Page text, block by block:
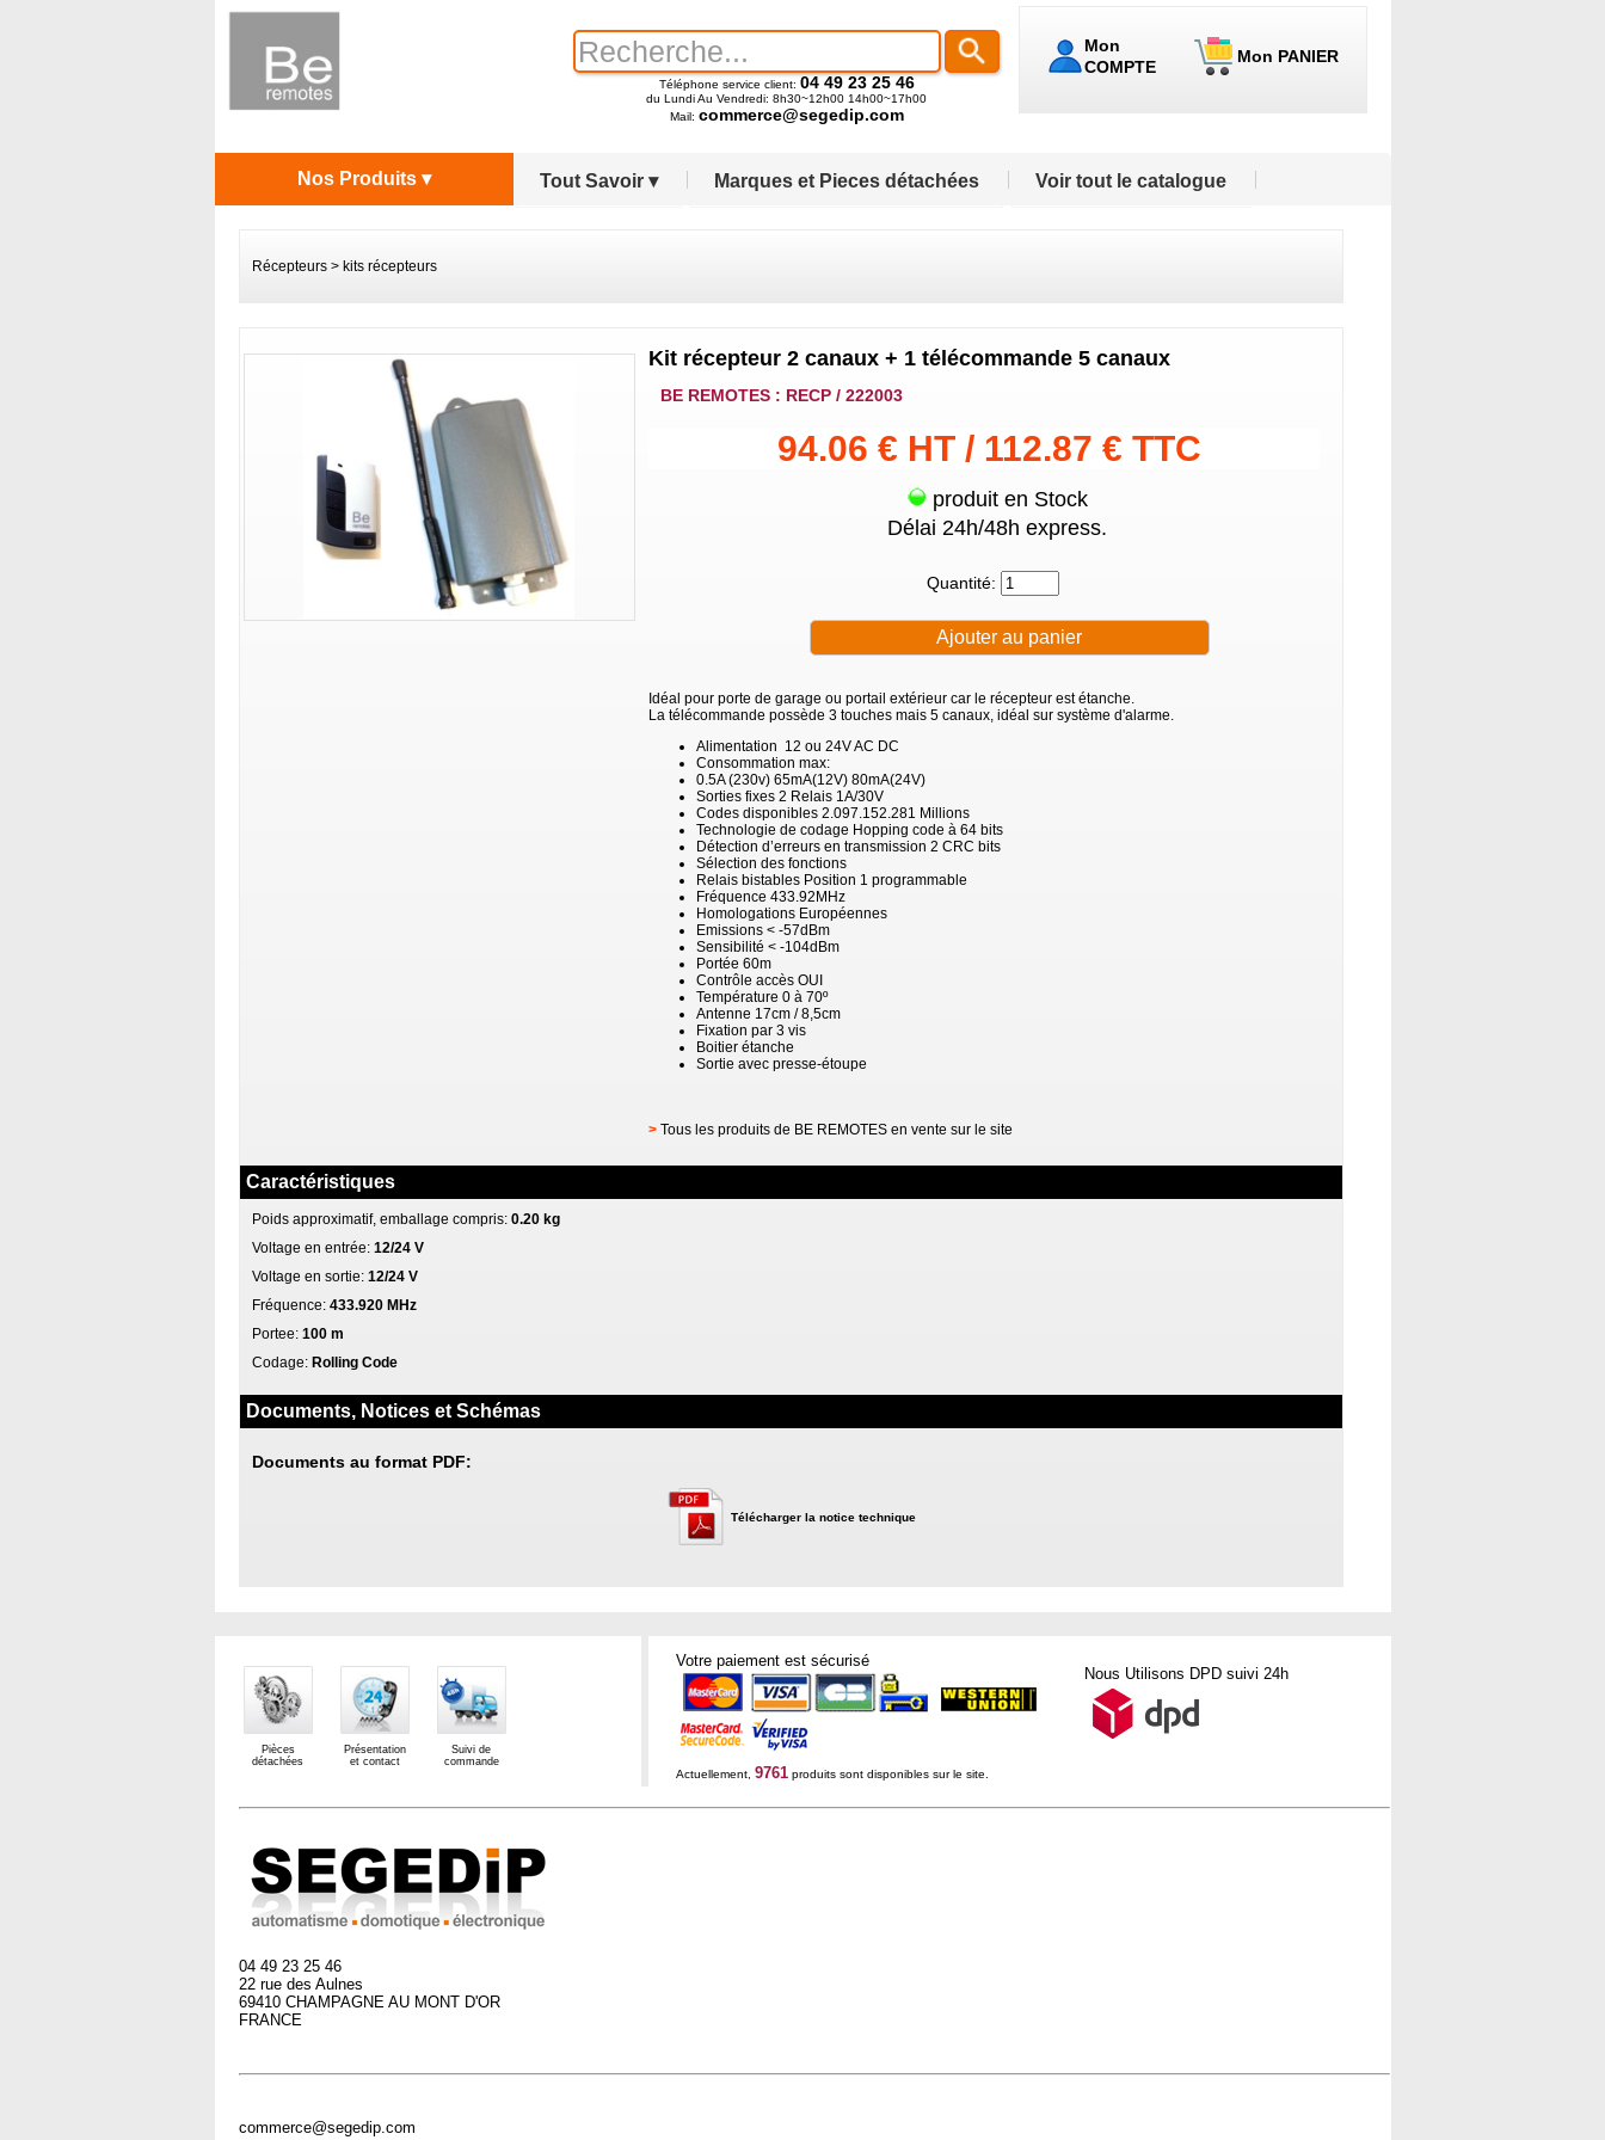
Mon
COMPTE
Mon PANIER
Téléphone service client: 04 49 23 25 46
du Lundi Au Vendredi: 8h30~12h00 14h00~17h00
Mail: commerce@segedip.com
Tout Savoir ▾ Marques et Pieces détachées Voir tout le catalogue
Nos Produits ▾
Récepteurs> kits récepteurs
Kit récepteur 2 canaux + 1 télécommande 5 canaux
BE REMOTES : RECP / 222003
94.06 € HT / 112.87 € TTC
produit en Stock
Délai 24h/48h express.
Quantité:
Idéal pour porte de garage ou portail extérieur car le récepteur est étanche.
La télécommande possède 3 touches mais 5 canaux, idéal sur système d'alarme.
Alimentation 12 ou 24V AC DC
Consommation max:
0.5A (230v) 65mA(12V) 80mA(24V)
Sorties fixes 2 Relais 1A/30V
Codes disponibles 2.097.152.281 Millions
Technologie de codage Hopping code à 64 bits
Détection d’erreurs en transmission 2 CRC bits
Sélection des fonctions
Relais bistables Position 1 programmable
Fréquence 433.92MHz
Homologations Européennes
Emissions < -57dBm
Sensibilité < -104dBm
Portée 60m
Contrôle accès OUI
Température 0 à 70º
Antenne 17cm / 8,5cm
Fixation par 3 vis
Boitier étanche
Sortie avec presse-étoupe
> Tous les produits de BE REMOTES en vente sur le site
Caractéristiques
Poids approximatif, emballage compris:0.20 kg
Voltage en entrée:12/24 V
Voltage en sortie:12/24 V
Fréquence:433.920 MHz
Portee:100 m
Codage:Rolling Code
Documents, Notices et Schémas
Documents au format PDF:
Télécharger la notice technique
Pièces
détachées
Présentation
et contact
Suivi de
commande
Votre paiement est sécurisé
Nous Utilisons DPD suivi 24h
Actuellement, 9761produits sont disponibles sur le site.
04 49 23 25 46
22 rue des Aulnes
69410 CHAMPAGNE AU MONT D'OR
FRANCE
commerce@segedip.com